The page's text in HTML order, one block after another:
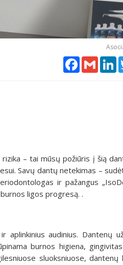
Facebook
Gmail
– tai mūsų požiūris į šią
Savų dantų netekimas –
ir pažangus
ligos progresą. .
aplinkinius audinius. Dantenų
burnos higiena,
sluoksniuose, dantenų